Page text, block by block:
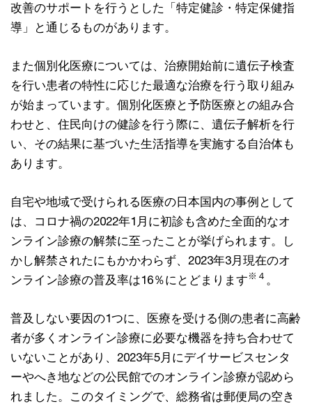
改善のサポートを行うとした「特定健診・特定保健指
導」と通じるものがあります。
また個別化医療については、治療開始前に遺伝子検査
を行い患者の特性に応じた最適な治療を行う取り組み
が始まっています。個別化医療と予防医療との組み合
わせと、住民向けの健診を行う際に、遺伝子解析を行
い、その結果に基づいた生活指導を実施する自治体も
あります。
自宅や地域で受けられる医療の日本国内の事例として
は、コロナ禍の2022年1月に初診も含めた全面的なオ
ンライン診療の解禁に至ったことが挙げられます。し
かし解禁されたにもかかわらず、2023年3月現在のオ
ンライン診療の普及率は16％にとどまります※４ 。
普及しない要因の1つに、医療を受ける側の患者に高齢
者が多くオンライン診療に必要な機器を持ち合わせて
いないことがあり、2023年5月にデイサービスセンタ
ーやへき地などの公民館でのオンライン診療が認めら
れました。このタイミングで、総務省は郵便局の空き